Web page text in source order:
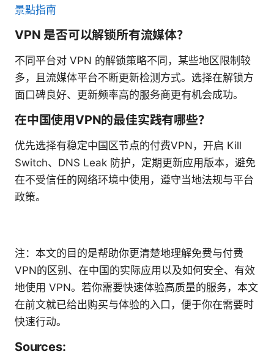
景點指南
VPN 是否可以解锁所有流媒体？
不同平台对 VPN 的解锁策略不同，某些地区限制较
多，且流媒体平台不断更新检测方式。选择在解锁方
面口碑良好、更新频率高的服务商更有机会成功。
在中国使用VPN的最佳实践有哪些？
优先选择有稳定中国区节点的付费VPN，开启 Kill
Switch、DNS Leak 防护，定期更新应用版本，避免
在不受信任的网络环境中使用，遵守当地法规与平台
政策。
注：本文的目的是帮助你更清楚地理解免费与付费
VPN的区别、在中国的实际应用以及如何安全、有效
地使用 VPN。若你需要快速体验高质量的服务，本文
在前文就已给出购买与体验的入口，便于你在需要时
快速行动。
Sources: